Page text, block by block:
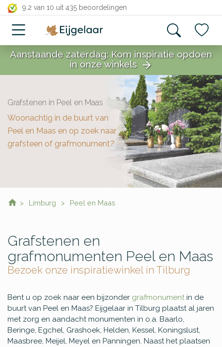
9.2 van 10 uit 435 beoordelingen
close
close
Aanstaande zaterdag: Kom inspiratie opdoen
in onze winkels arrow_forward
Grafstenen in Peel en Maas
Woonachtig in de buurt van
Peel en Maas en op zoek naar
grafsteen of grafmonument?
Limburg Peel en Maas
Grafstenen en
grafmonumenten Peel en Maas
Bezoek onze inspiratiewinkel in Tilburg
Bent u op zoek naar een bijzonder grafmonument in de
buurt van Peel en Maas? Eijgelaar in Tilburg plaatst al jaren
met zorg en aandacht monumenten in o.a. Baarlo,
Beringe, Egchel, Grashoek, Helden, Kessel, Koningslust,
Maasbree, Meijel, Meyel en Panningen. Naast het plaatsen